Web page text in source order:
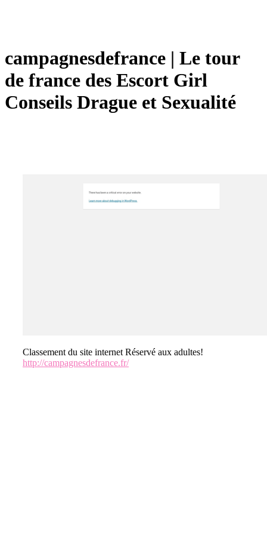
cam­pagnesdefran­ce | Le tour
de france des Escort Girl
Conseils Drague et Sexualité
Classement du site internet Réservé aux adultes!
http://campagnesdefrance.fr/